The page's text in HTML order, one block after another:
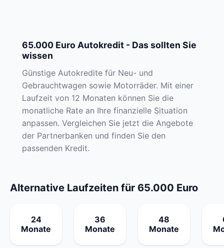
65.000 Euro Autokredit - Das sollten Sie
wissen
Günstige Autokredite für Neu- und
Gebrauchtwagen sowie Motorräder. Mit einer
Laufzeit von 12 Monaten können Sie die
monatliche Rate an Ihre finanzielle Situation
anpassen. Vergleichen Sie jetzt die Angebote
der Partnerbanken und finden Sie den
passenden Kredit.
Alternative Laufzeiten für 65.000 Euro
24
Monate
36
Monate
48
Monate